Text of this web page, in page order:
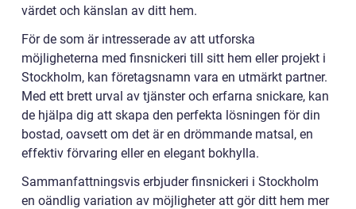
värdet och känslan av ditt hem.
För de som är intresserade av att utforska
möjligheterna med finsnickeri till sitt hem eller projekt i
Stockholm, kan företagsnamn vara en utmärkt partner.
Med ett brett urval av tjänster och erfarna snickare, kan
de hjälpa dig att skapa den perfekta lösningen för din
bostad, oavsett om det är en drömmande matsal, en
effektiv förvaring eller en elegant bokhylla.
Sammanfattningsvis erbjuder finsnickeri i Stockholm
en oändlig variation av möjligheter att gör ditt hem mer